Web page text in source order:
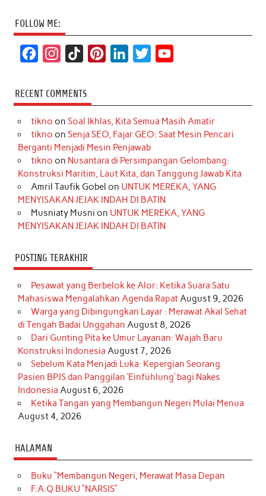
FOLLOW ME:
c
e
b
o
k
s
t
a
r
a
m
k
T
o
k
t
e
e
s
t
k
e
d
I
n
t
t
r
T
u
e
RECENT COMMENTS
tikno on Soal Ikhlas, Kita Semua Masih Amatir
tikno on Senja SEO, Fajar GEO: Saat Mesin Pencari
Berganti Menjadi Mesin Penjawab
tikno on Nusantara di Persimpangan Gelombang:
Konstruksi Maritim, Laut Kita, dan Tanggung Jawab Kita
Amril Taufik Gobel on UNTUK MEREKA, YANG
MENYISAKAN JEJAK INDAH DI BATIN
Musniaty Musni on UNTUK MEREKA, YANG
MENYISAKAN JEJAK INDAH DI BATIN
POSTING TERAKHIR
Pesawat yang Berbelok ke Alor: Ketika Suara Satu
Mahasiswa Mengalahkan Agenda RapatAugust 9, 2026
Warga yang Dibingungkan Layar : Merawat Akal Sehat
di Tengah Badai Unggahan August 8, 2026
Dari Gunting Pita ke Umur Layanan: Wajah Baru
Konstruksi Indonesia August 7, 2026
Sebelum Kata Menjadi Luka: Kepergian Seorang
Pasien BPJS dan Panggilan ‘Einfühlung’ bagi Nakes
Indonesia August 6, 2026
Ketika Tangan yang Membangun Negeri Mulai Menua
August 4, 2026
HALAMAN
Buku “Membangun Negeri, Merawat Masa Depan
F.A.Q BUKU “NARSIS”